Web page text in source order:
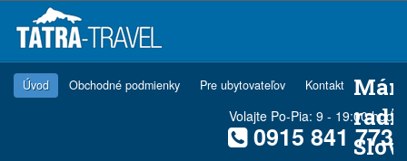
Úvod Obchodné podmienky Pre ubytovateľov Kontakt
Volajte Po-Pia: 9 - 19:00 hod
0915 841 773
radi